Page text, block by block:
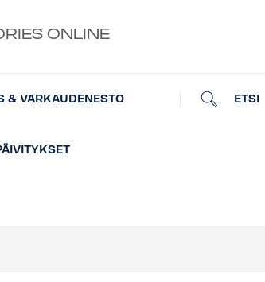
ONLINE
ETSI
& VARKAUDENESTO